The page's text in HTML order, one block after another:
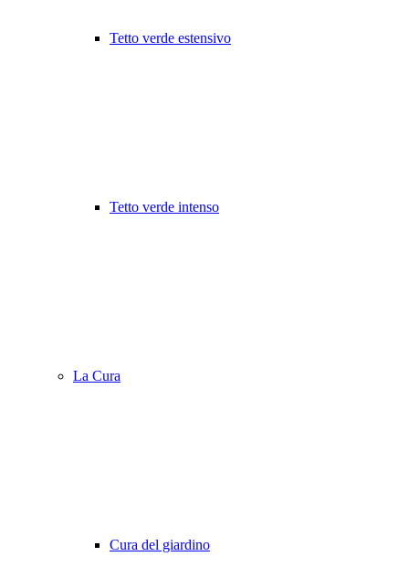
Tetto verde estensivo
Tetto verde intenso
La Cura
Cura del giardino